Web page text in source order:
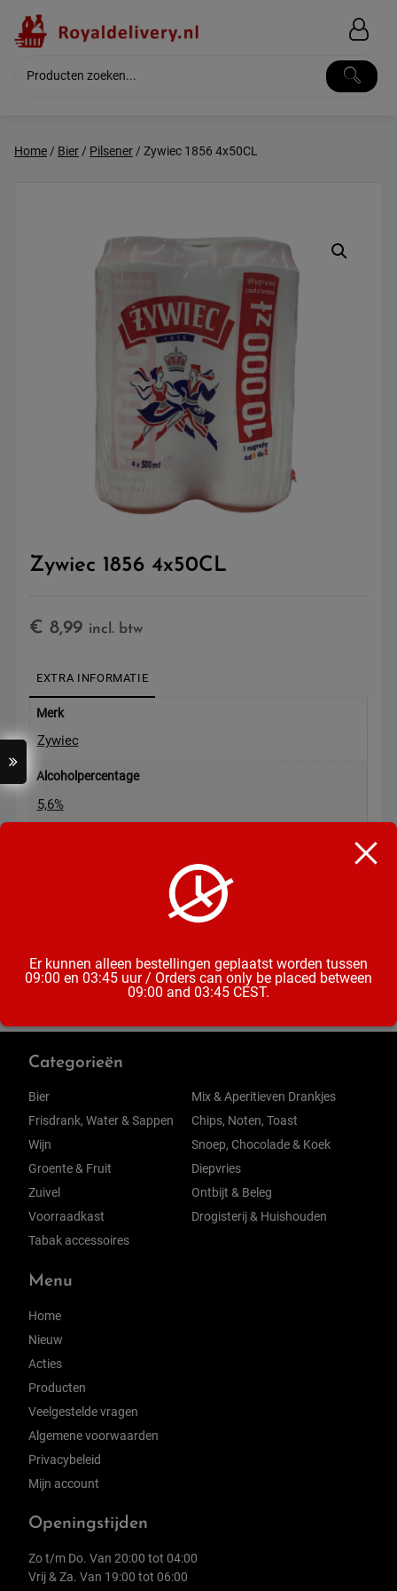
content
Home/ Bier/ Pilsener/ Zywiec 1856 4x50CL
Zywiec 1856 4x50CL
€ 8,99 incl. btw
EXTRA INFORMATIE
Merk
Zywiec
Alcoholpercentage
5,6%
Categorieën
Bier
Frisdrank, Water & Sappen
Wijn
Groente & Fruit
Zuivel
Voorraadkast
Tabak accessoires
Mix & Aperitieven Drankjes
Chips, Noten, Toast
Snoep, Chocolade & Koek
Diepvries
Ontbijt & Beleg
Drogisterij & Huishouden
Menu
Home
Nieuw
Acties
Producten
Veelgestelde vragen
Algemene voorwaarden
Privacybeleid
Mijn account
Openingstijden
Zo t/m Do. Van 20:00 tot 04:00
Vrij & Za. Van 19:00 tot 06:00
Er kunnen alleen bestellingen geplaatst worden tussen
09:00 en 03:45 uur / Orders can only be placed between
09:00 and 03:45 CEST.